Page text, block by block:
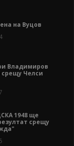
на Вуцов
Владимиров
Челси
1948 ще
срещу